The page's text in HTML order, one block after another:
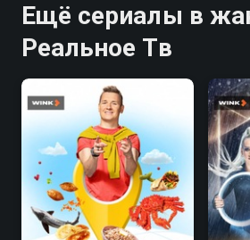
Ещё сериалы в
Реальное Тв